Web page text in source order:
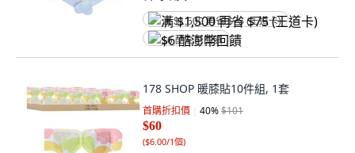
满 $1,500 再省 $75 (王道卡)
$6 酷澎幣回饋
178 SHOP 暖膝貼10件組, 1套
首購折扣價 40%$101
$60
($6.00/1個)